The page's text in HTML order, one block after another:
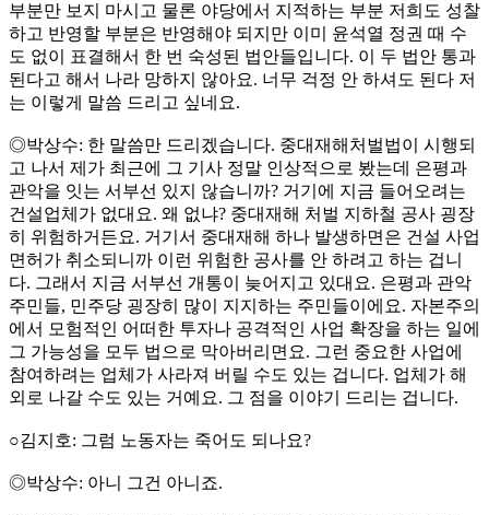
부분만 보지 마시고 물론 야당에서 지적하는 부분 저희도 성찰
하고 반영할 부분은 반영해야 되지만 이미 윤석열 정권 때 수
도 없이 표결해서 한 번 숙성된 법안들입니다. 이 두 법안 통과
된다고 해서 나라 망하지 않아요. 너무 걱정 안 하셔도 된다 저
는 이렇게 말씀 드리고 싶네요.
◎박상수: 한 말씀만 드리겠습니다. 중대재해처벌법이 시행되
고 나서 제가 최근에 그 기사 정말 인상적으로 봤는데 은평과
관악을 잇는 서부선 있지 않습니까? 거기에 지금 들어오려는
건설업체가 없대요. 왜 없냐? 중대재해 처벌 지하철 공사 굉장
히 위험하거든요. 거기서 중대재해 하나 발생하면은 건설 사업
면허가 취소되니까 이런 위험한 공사를 안 하려고 하는 겁니
다. 그래서 지금 서부선 개통이 늦어지고 있대요. 은평과 관악
주민들, 민주당 굉장히 많이 지지하는 주민들이에요. 자본주의
에서 모험적인 어떠한 투자나 공격적인 사업 확장을 하는 일에
그 가능성을 모두 법으로 막아버리면요. 그런 중요한 사업에
참여하려는 업체가 사라져 버릴 수도 있는 겁니다. 업체가 해
외로 나갈 수도 있는 거예요. 그 점을 이야기 드리는 겁니다.
○김지호: 그럼 노동자는 죽어도 되나요?
◎박상수: 아니 그건 아니죠.